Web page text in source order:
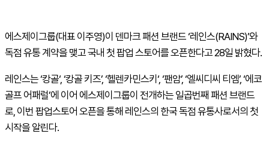
에스제이그룹(대표 이주영)이 덴마크 패션 브랜드‘레인스(RAINS)’와
독점 유통 계약을 맺고 국내 첫 팝업 스토어를 오픈한다고28일 밝혔다.
레인스는‘캉골‘, ‘캉골 키즈’, ‘헬렌카민스키 ‘, ‘팬암’, ‘엘씨디씨 티엠’, ‘에코
골프 어패럴’에 이어 에스제이그룹이 전개하는 일곱번째 패션 브랜드
로, 이번 팝업스토어 오픈을 통해 레인스의 한국 독점 유통사로서의 첫
시작을 알린다.